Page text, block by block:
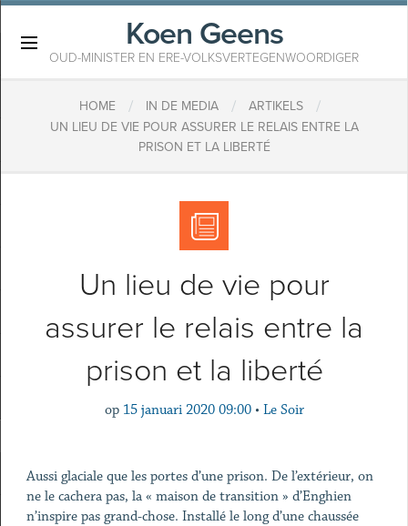
Koen Geens
OUD-MINISTER EN ERE-VOLKSVERTEGENWOORDIGER
HOME / IN DE MEDIA / ARTIKELS /
UN LIEU DE VIE POUR ASSURER LE RELAIS ENTRE LA
PRISON ET LA LIBERTÉ
Un lieu de vie pour
assurer le relais entre la
prison et la liberté
op 15 januari 2020 09:00 • Le Soir
Aussi glaciale que les portes d’une prison. De l’extérieur, on
ne le cachera pas, la « maison de transition » d’Enghien
n’inspire pas grand-chose. Installé le long d’une chaussée